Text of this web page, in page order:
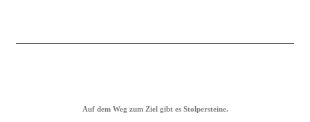
Auf dem Weg zum Ziel gibt es Stolpersteine.